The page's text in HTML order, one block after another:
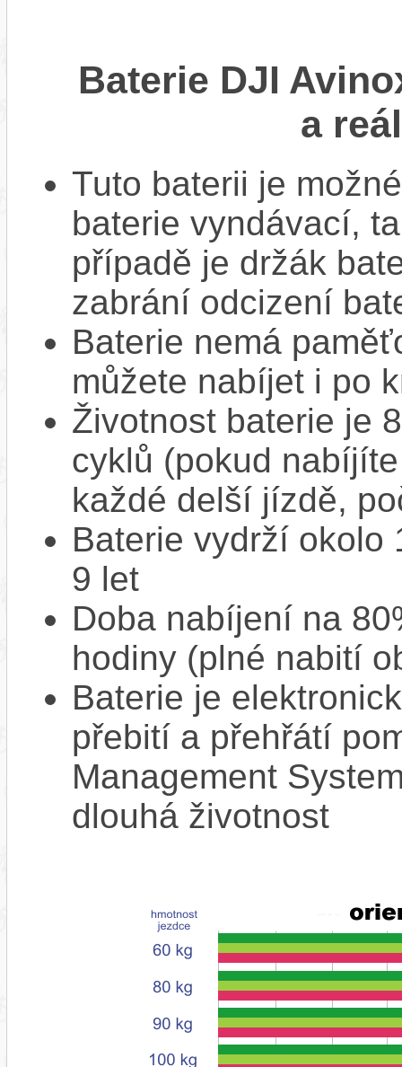
Baterie DJI
a
Tuto baterii je
baterie vyndávací,
případě je držák
zabrání odcizení
Baterie nemá
můžete nabíjet i po
Životnost baterie je
cyklů (pokud
každé delší jízdě,
Baterie vydrží okolo
9 let
Doba nabíjení na
hodiny (plné nabití
Baterie je
přebití a přehřátí
Management
dlouhá životnost